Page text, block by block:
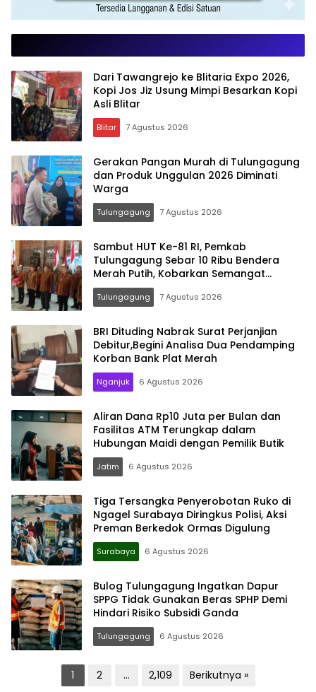
Dari Tawangrejo ke Blitaria Expo 2026,
Kopi Jos Jiz Usung Mimpi Besarkan Kopi
Asli Blitar
Blitar 7 Agustus 2026
Gerakan Pangan Murah di Tulungagung
dan Produk Unggulan 2026 Diminati
Warga
Tulungagung 7 Agustus 2026
Sambut HUT Ke-81 RI, Pemkab
Tulungagung Sebar 10 Ribu Bendera
Merah Putih, Kobarkan Semangat
Nasionalisme Hingga Pelosok Desa
Tulungagung 7 Agustus 2026
BRI Dituding Nabrak Surat Perjanjian
Debitur,Begini Analisa Dua Pendamping
Korban Bank Plat Merah
Nganjuk 6 Agustus 2026
Aliran Dana Rp10 Juta per Bulan dan
Fasilitas ATM Terungkap dalam
Hubungan Maidi dengan Pemilik Butik
Jatim 6 Agustus 2026
Tiga Tersangka Penyerobotan Ruko di
Ngagel Surabaya Diringkus Polisi, Aksi
Preman Berkedok Ormas Digulung
Surabaya 6 Agustus 2026
Bulog Tulungagung Ingatkan Dapur
SPPG Tidak Gunakan Beras SPHP Demi
Hindari Risiko Subsidi Ganda
Tulungagung 6 Agustus 2026
Paginasi1 2 … 2,109 Berikutnya »